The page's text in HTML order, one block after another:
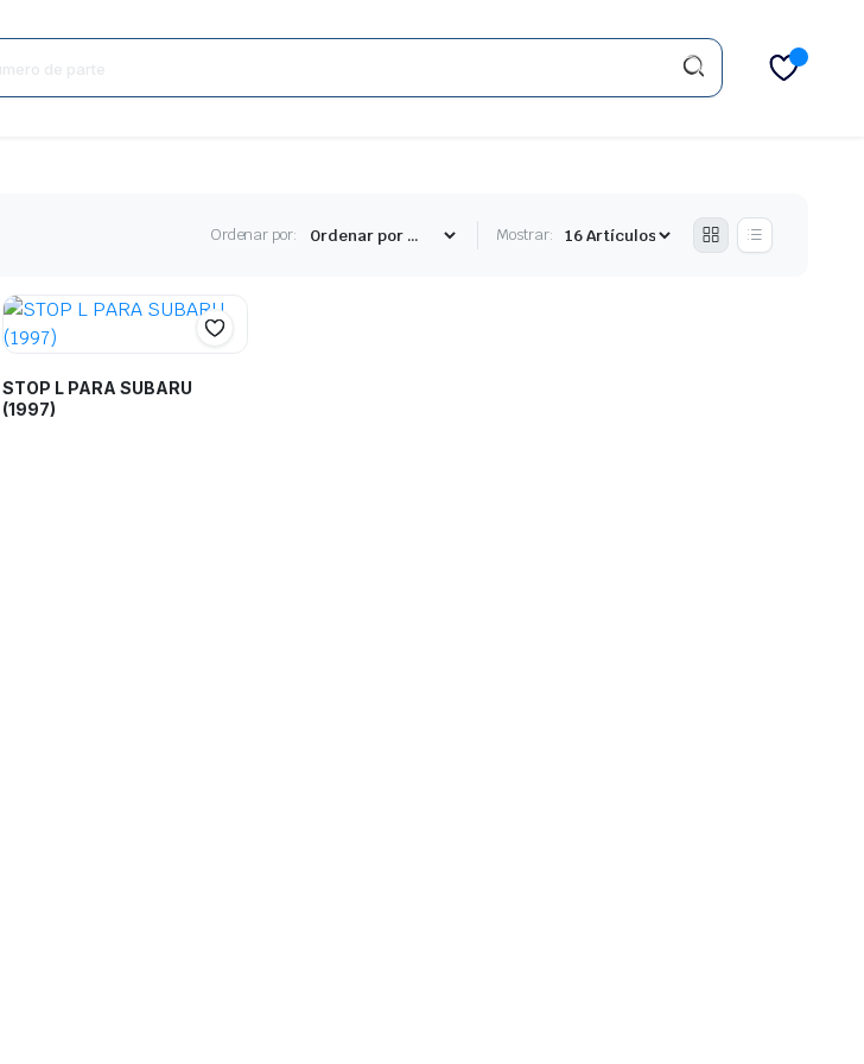
Ordenar por: Mostrar:
STOP L PARA SUBARU
(1997)